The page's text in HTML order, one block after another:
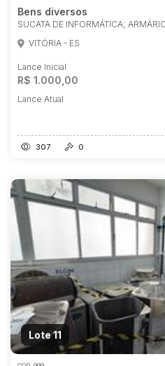
Bens diversos
SUCATA DE INFORMÁTICA;
VITÓRIA - ES
Lance Inicial
R$ 1.000,00
Lance Atual
307 0
Lote 11